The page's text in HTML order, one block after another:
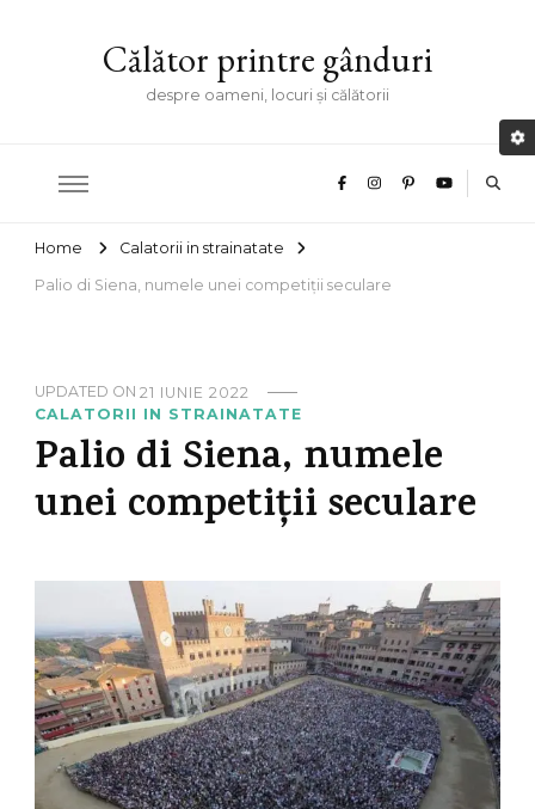
Călător printre gânduri
despre oameni, locuri și călătorii
Home Calatorii in strainatate
Palio di Siena, numele unei competiții seculare
UPDATED ON 21 IUNIE 2022
CALATORII IN STRAINATATE
Palio di Siena, numele
unei competiții seculare